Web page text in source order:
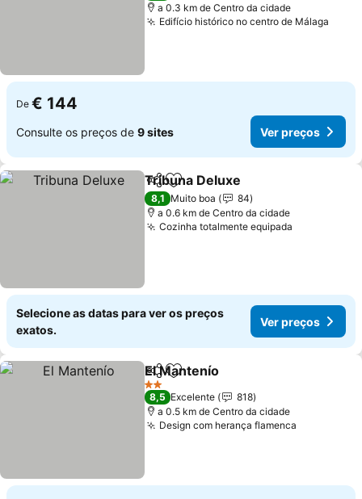
a 0.3 km de Centro da cidade
Edifício histórico no centro de Málaga
De € 144
Consulte os preços de 9 sites Ver preços
PartilharAdicionar aos favoritos
Tribuna Deluxe
8,1 Muito boa
84
a 0.6 km de Centro da cidade
Cozinha totalmente equipada
Selecione as datas para ver os preços
exatos.
Ver preços
PartilharAdicionar aos favoritos
El Mantenío
2 Estrelas
8,5 Excelente
818
a 0.5 km de Centro da cidade
Design com herança flamenca